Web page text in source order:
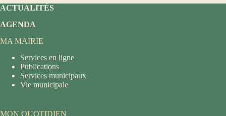
ACTUALITÉS
AGENDA
MA MAIRIE
Services en ligne
Publications
Services municipaux
Vie municipale
MON QUOTIDIEN